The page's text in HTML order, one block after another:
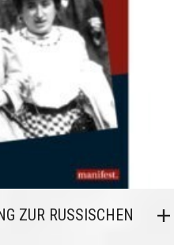
ZUR RUSSISCHEN